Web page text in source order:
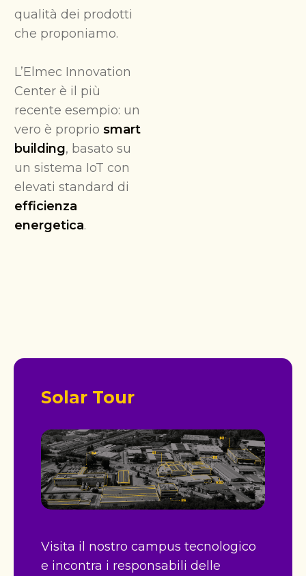
qualità dei prodotti
che proponiamo.
L’Elmec Innovation
Center è il più
recente esempio: un
vero è proprio smart
building, basato su
un sistema IoT con
elevati standard di
efficienza
energetica.
Solar Tour
Visita il nostro campus tecnologico
e incontra i responsabili delle